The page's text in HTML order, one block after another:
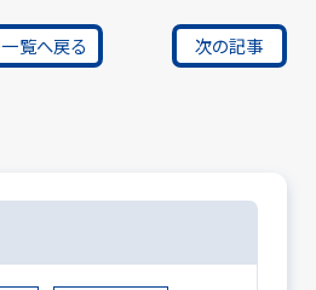
一覧へ戻る 次の記事